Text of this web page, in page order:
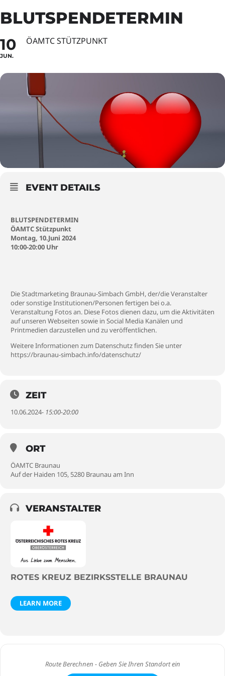
BLUTSPENDETERMIN
10
JUN.
ÖAMTC STÜTZPUNKT
EVENT DETAILS
BLUTSPENDETERMIN
ÖAMTC Stützpunkt
Montag, 10.Juni 2024
10:00-20:00 Uhr
Die Stadtmarketing Braunau-Simbach GmbH, der/die Veranstalter
oder sonstige Institutionen/Personen fertigen bei o.a.
Veranstaltung Fotos an. Diese Fotos dienen dazu, um die Aktivitäten
auf unseren Webseiten sowie in Social Media Kanälen und
Printmedien darzustellen und zu veröffentlichen.
Weitere Informationen zum Datenschutz finden Sie unter
https://braunau-simbach.info/datenschutz/
ZEIT
10.06.2024- 15:00-20:00
ORT
ÖAMTC Braunau
Auf der Haiden 105, 5280 Braunau am Inn
VERANSTALTER
ROTES KREUZ BEZIRKSSTELLE BRAUNAU
LEARN MORE